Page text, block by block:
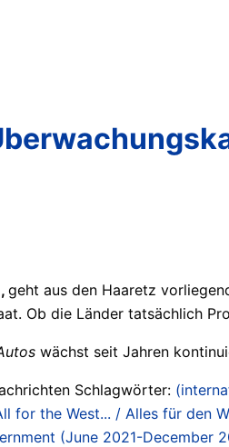
geht aus den Haaretz
Ob die Länder tatsächlich
wächst seit Jahren
Schlagwörter:
for the West... / Alles für den
(June 2021-December